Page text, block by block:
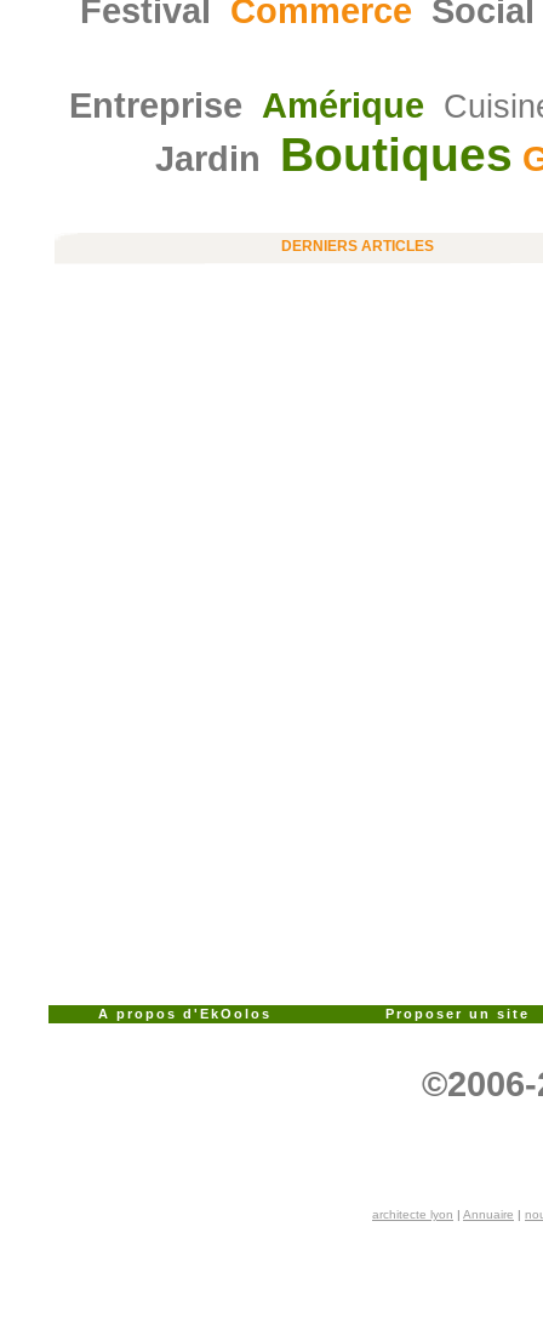
Festival Commerce Social
Entreprise Amérique
Jardin Boutiques
DERNIERS ARTICLES
A propos d'EkOolos Proposer un site
architecte lyon | Annuaire |